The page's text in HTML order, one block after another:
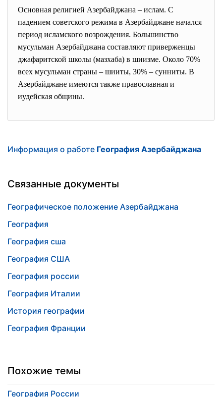
Основная религией Азербайджана – ислам. С
падением советского режима в Азербайджане начался
период исламского возрождения. Большинство
мусульман Азербайджана составляют приверженцы
джафаритской школы (мазхаба) в шиизме. Около 70%
всех мусульман страны – шииты, 30% – сунниты. В
Азербайджане имеются также православная и
иудейская общины.
Информация о работе География Азербайджана
Связанные документы
Географическое положение Азербайджана
География
География сша
География США
География россии
География Италии
История географии
География Франции
Похожие темы
География России